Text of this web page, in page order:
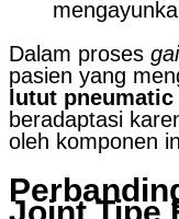
Dalam proses
pasien yang
lutut pneumatic
beradaptasi
oleh komponen